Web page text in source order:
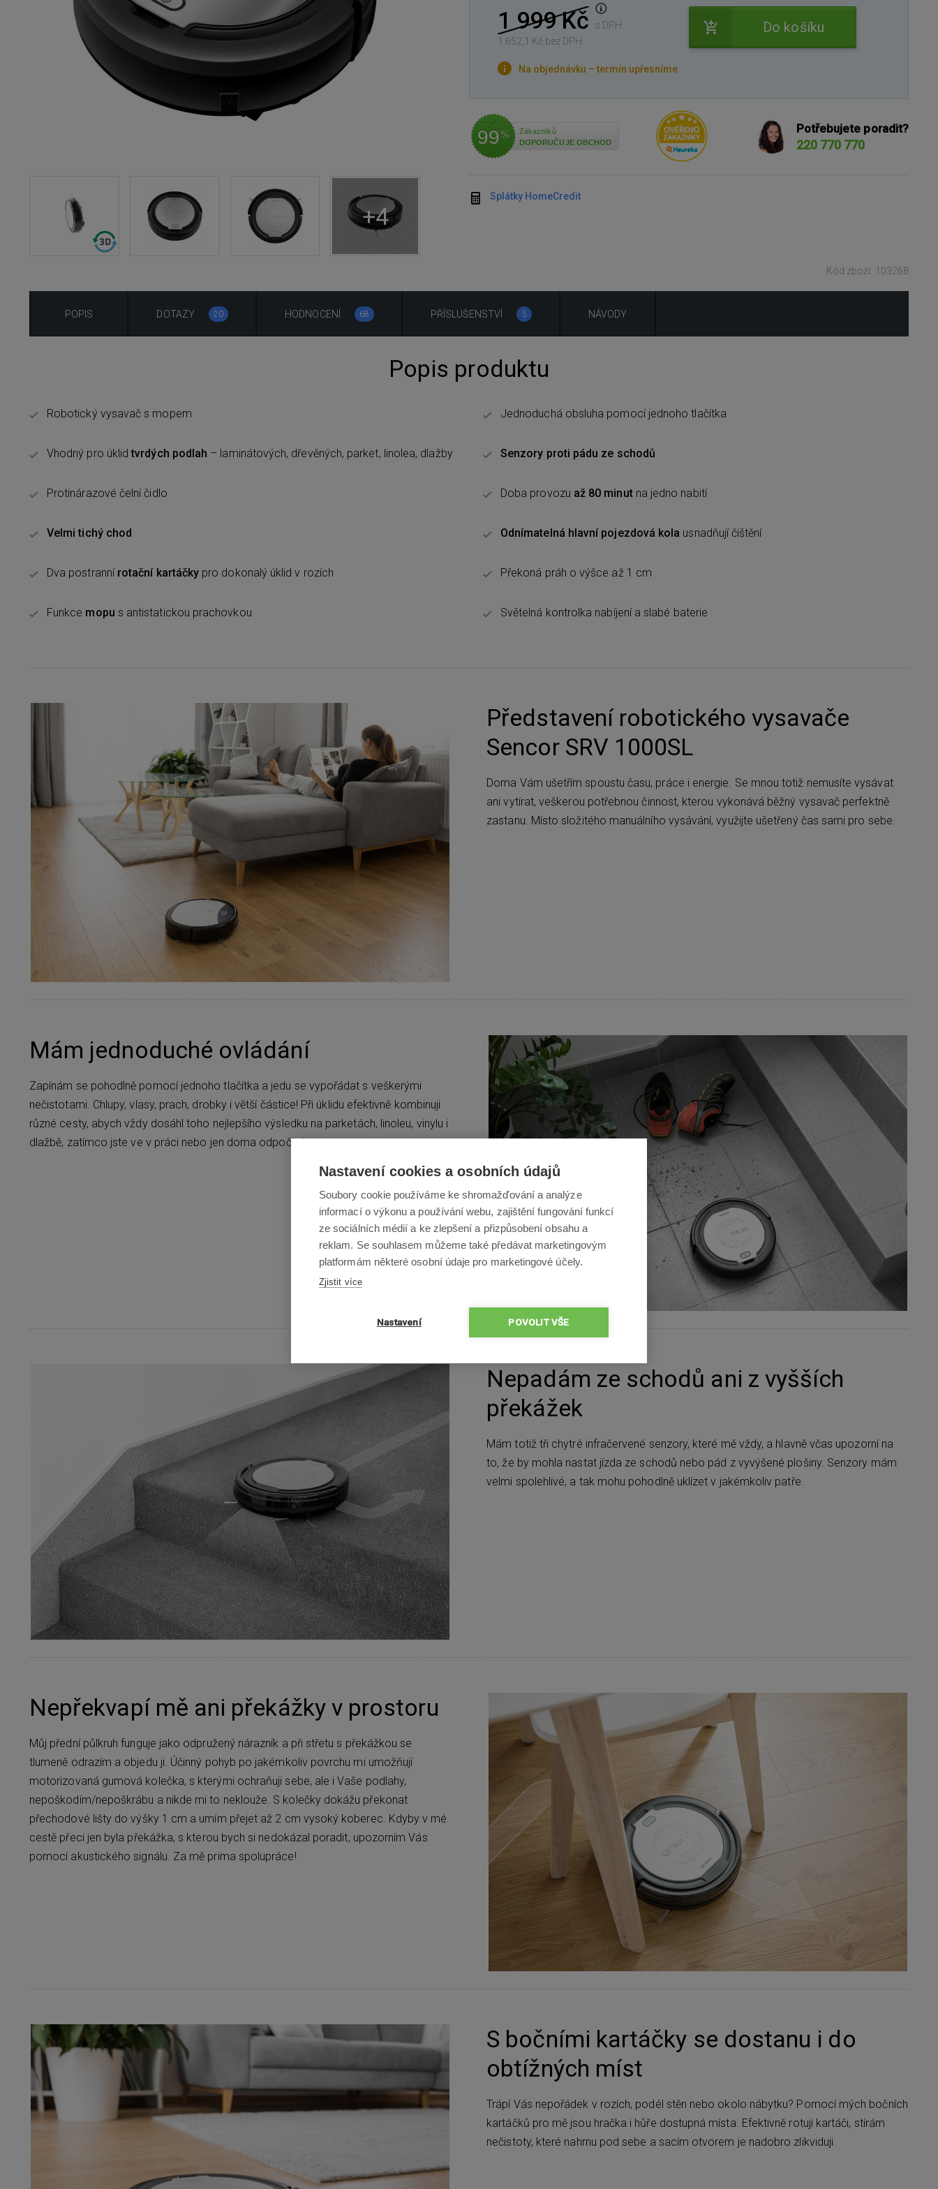
+4
1 999 Kč
s DPH
1 652,1 Kč bez DPH
Do košíku
Na objednávku – termín upřesníme
99 %
Zákazníků
DOPORUČUJE OBCHOD
Potřebujete poradit?
220 770 770
Splátky HomeCredit
Kód zboží: 103268
POPIS DOTAZY 20 HODNOCENÍ 68 PŘÍSLUŠENSTVÍ 5 NÁVODY
Popis produktu
Robotický vysavač s mopem
Vhodný pro úklidtvrdých podlah – laminátových, dřevěných, parket, linolea, dlažby
Protinárazové čelní čidlo
Velmi tichý chod
Dva postranní rotační kartáčky pro dokonalý úklid v rozích
Funkce mopu s antistatickou prachovkou
Jednoduchá obsluha pomocí jednoho tlačítka
Senzory proti pádu ze schodů
Doba provozu až 80 minutna jedno nabití
Odnímatelná hlavní pojezdová kola usnadňují čištění
Překoná práh o výšce až 1 cm
Světelná kontrolka nabíjení a slabé baterie
Představení robotického vysavače
Sencor SRV 1000SL
Doma Vám ušetřím spoustu času, práce i energie. Se mnou totiž nemusíte vysávat
ani vytírat, veškerou potřebnou činnost, kterou vykonává běžný vysavač perfektně
zastanu. Místo složitého manuálního vysávání, využijte ušetřený čas sami pro sebe.
Mám jednoduché ovládání
Zapínám se pohodlně pomocí jednoho tlačítka a jedu se vypořádat s veškerými
nečistotami. Chlupy, vlasy, prach, drobky i větší částice! Při úklidu efektivně kombinuji
různé cesty, abych vždy dosáhl toho nejlepšího výsledku na parketách, linoleu, vinylu i
dlažbě, zatímco jste ve v práci nebo jen doma odpočíváte.
Nepadám ze schodů ani z vyšších
překážek
Mám totiž tři chytré infračervené senzory, které mě vždy, a hlavně včas upozorní na
to, že by mohla nastat jízda ze schodů nebo pád z vyvýšené plošiny. Senzory mám
velmi spolehlivé, a tak mohu pohodlně uklízet v jakémkoliv patře.
Nepřekvapí mě ani překážky v prostoru
Můj přední půlkruh funguje jako odpružený nárazník a při střetu s překážkou se
tlumeně odrazím a objedu ji. Účinný pohyb po jakémkoliv povrchu mi umožňují
motorizovaná gumová kolečka, s kterými ochraňuji sebe, ale i Vaše podlahy,
nepoškodím/nepoškrábu a nikde mi to neklouže. S kolečky dokážu překonat
přechodové lišty do výšky 1 cm a umím přejet až 2 cm vysoký koberec. Kdyby v mé
cestě přeci jen byla překážka, s kterou bych si nedokázal poradit, upozorním Vás
pomocí akustického signálu. Za mě prima spolupráce!
S bočními kartáčky se dostanu i do
obtížných míst
Trápí Vás nepořádek v rozích, podél stěn nebo okolo nábytku? Pomocí mých bočních
kartáčků pro mě jsou hračka i hůře dostupná místa. Efektivně rotuji kartáči, stírám
nečistoty, které nahrnu pod sebe a sacím otvorem je nadobro zlikviduji.
Nastavení cookies a osobních údajů
Soubory cookie používáme ke shromažďování a analýze
informací o výkonu a používání webu, zajištění fungování funkcí
ze sociálních médií a ke zlepšení a přizpůsobení obsahu a
reklam. Se souhlasem můžeme také předávat marketingovým
platformám některé osobní údaje pro marketingové účely.
Zjistit více
Nastavení POVOLIT VŠE